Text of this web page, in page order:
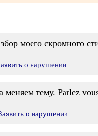
моего
о нарушении
меняем тему. Parlez
о нарушении